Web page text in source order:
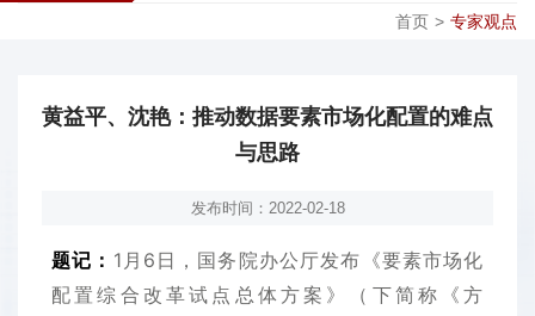
首页 > 专家观点
黄益平、沈艳：推动数据要素市场化配置的难点
与思路
发布时间：2022-02-18
题记： 1月6日，国务院办公厅发布《要素市场化
配置综合改革试点总体方案》（下简称《方